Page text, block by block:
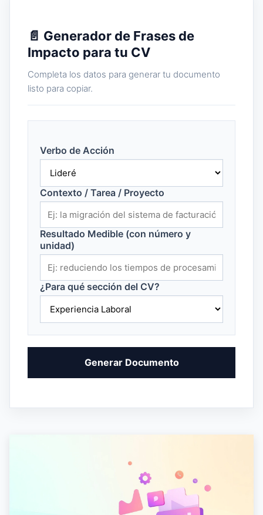
📄 Generador de Frases de
Impacto para tu CV
Completa los datos para generar tu documento
listo para copiar.
Verbo de Acción
Contexto / Tarea / Proyecto
Resultado Medible (con número y
unidad)
¿Para qué sección del CV?
Generar Documento